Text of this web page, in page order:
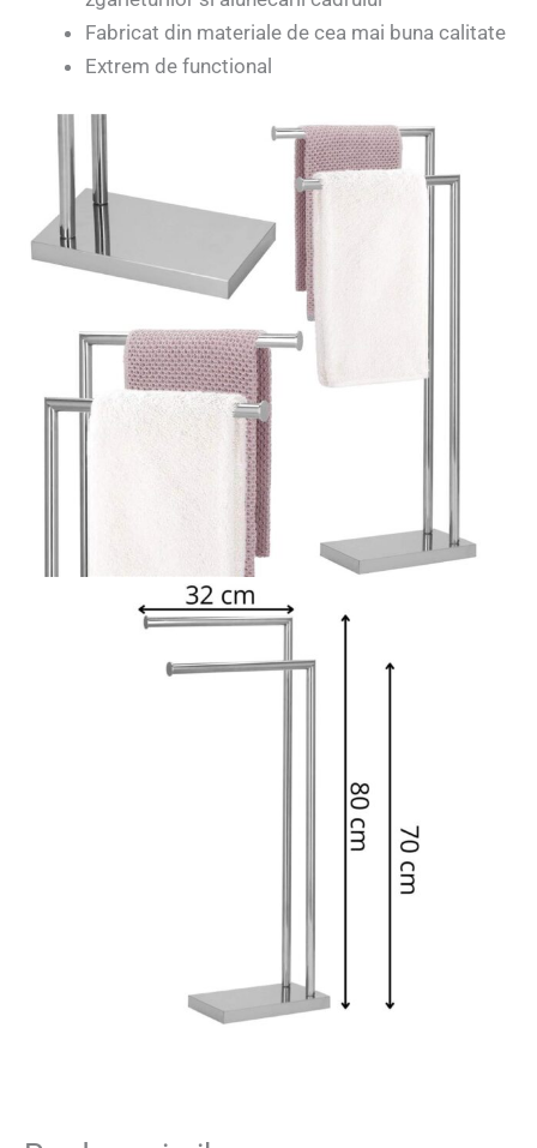
Fabricat din materiale de cea mai buna calitate
Extrem de functional